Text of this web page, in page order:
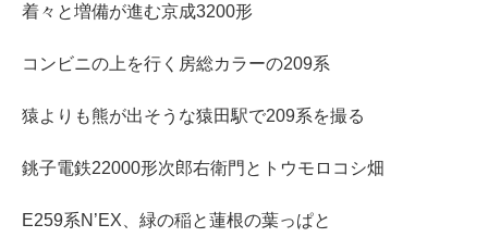
着々と増備が進む京成3200形
コンビニの上を行く房総カラーの209系
猿よりも熊が出そうな猿田駅で209系を撮る
銚子電鉄22000形次郎右衛門とトウモロコシ畑
E259系N’EX、緑の稲と蓮根の葉っぱと